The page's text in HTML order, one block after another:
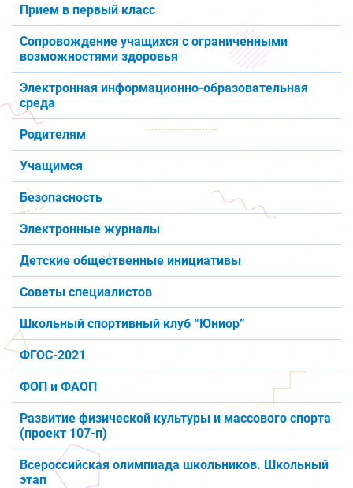
Прием в первый класс
Сопровождение учащихся с ограниченными
возможностями здоровья
Электронная информационно-образовательная
среда
Родителям
Учащимся
Безопасность
Электронные журналы
Детские общественные инициативы
Советы специалистов
Школьный спортивный клуб “Юниор”
ФГОС-2021
ФОП и ФАОП
Развитие физической культуры и массового спорта
(проект 107-п)
Всероссийская олимпиада школьников. Школьный
этап